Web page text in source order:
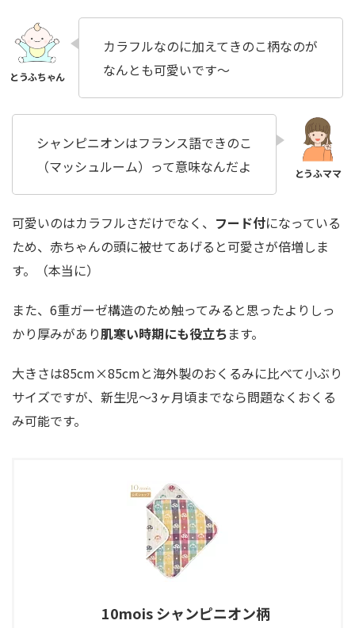
カラフルなのに加えてきのこ柄なのが
なんとも可愛いです〜
シャンピニオンはフランス語できのこ
（マッシュルーム）って意味なんだよ
可愛いのはカラフルさだけでなく、 フード付になっている
ため、赤ちゃんの頭に被せてあげると可愛さが倍増しま
す。（本当に）
また、6重ガーゼ構造のため触ってみると思ったよりしっ
かり厚みがあり肌寒い時期にも役立ちます。
大きさは85cm×85cmと海外製のおくるみに比べて小ぶり
サイズですが、新生児〜3ヶ月頃までなら問題なくおくる
み可能です。
10mois シャンピニオン柄